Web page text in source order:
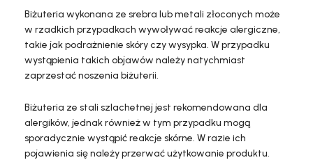
Biżuteria wykonana ze srebra lub metali złoconych może
w rzadkich przypadkach wywoływać reakcje alergiczne,
takie jak podrażnienie skóry czy wysypka. W przypadku
wystąpienia takich objawów należy natychmiast
zaprzestać noszenia biżuterii.
Biżuteria ze stali szlachetnej jest rekomendowana dla
alergików, jednak również w tym przypadku mogą
sporadycznie wystąpić reakcje skórne. W razie ich
pojawienia się należy przerwać użytkowanie produktu.